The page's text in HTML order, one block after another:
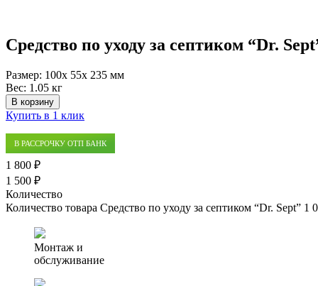
Средство по уходу за септиком “Dr.
Размер: 100x 55x 235 мм
Вес: 1.05 кг
В корзину
Купить в 1 клик
В РАССРОЧКУ ОТП БАНК
1 800 ₽
1 500 ₽
Количество
Количество товара Средство по уходу за септиком “Dr. Sept” 1
Монтаж и
обслуживание